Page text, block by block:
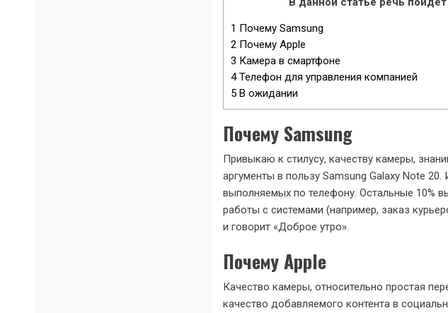
1 Почему Samsung
2 Почему Apple
3 Камера в смартфоне
4Телефон для управления компанией
5 В ожидании
Почему Samsung
Привыкаю к ​​стилусу, качеству камеры,
аргументы в пользу Samsung Galaxy Note
выполняемых по телефону. Остальные 10%
работы с системами (например, заказ
и говорит «Доброе утро».
Почему Apple
Качество камеры, относительно простая
качество добавляемого контента в